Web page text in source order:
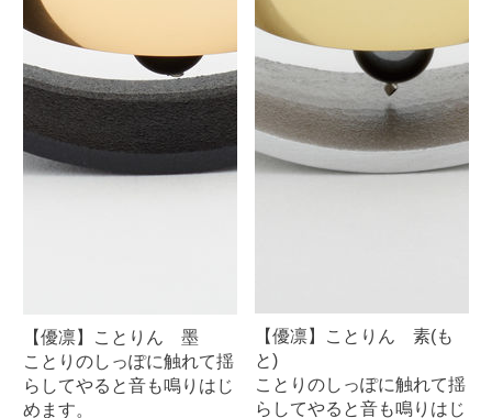
【優凛】ことりん 墨
ことりのしっぽに触れて揺
らしてやると音も鳴りはじ
めます。
【優凛】ことりん 素(も
と)
ことりのしっぽに触れて揺
らしてやると音も鳴りはじ